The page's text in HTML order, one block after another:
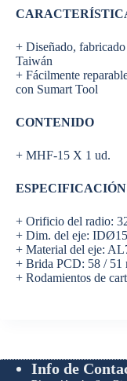
+ Diseñado,
Taiwán
+ Fácilmente
con Sumart Tool
CONTENIDO
+ MHF-15 X 1 ud.
ESPECIFICACIÓN
+ Orificio del radio:
+ Dim. del eje:
+ Material del eje:
+ Brida PCD: 58 / 51
+ Rodamientos de
Info de